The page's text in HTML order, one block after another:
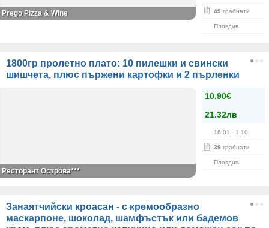
49 грабнати
Пловдив
Prego Pizza & Wine
1800гр пролетно плато: 10 пилешки и свински
шишчета, плюс пържени картофки и 2 пърленки
10.90€
21.32лв
16.01 - 1.10
39 грабнати
Пловдив
Ресторант Острова***
Занаятчийски кроасан - с кремообразно
маскарпоне, шоколад, шамфъстък или бадемов